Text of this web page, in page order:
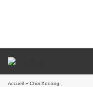
Accueil » Choi Xooang